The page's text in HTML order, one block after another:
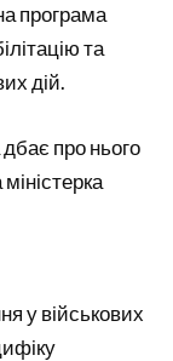
програма
та
дій.
про нього
у військових